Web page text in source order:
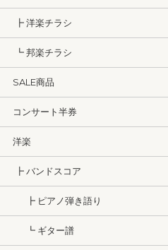
┣ 洋楽チラシ
┗ 邦楽チラシ
SALE商品
コンサート半券
洋楽
┣ バンドスコア
┣ ピアノ弾き語り
┗ ギター譜